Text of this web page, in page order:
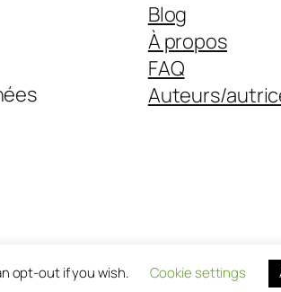
Blog
À propos
FAQ
Auteurs/
opt-out if you wish. Cookie settings